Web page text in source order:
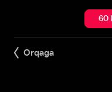
60
Orqaga